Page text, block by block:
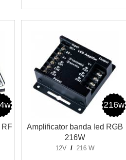
RF
216w
Amplificator banda led RGB
216W
12V / 216 W